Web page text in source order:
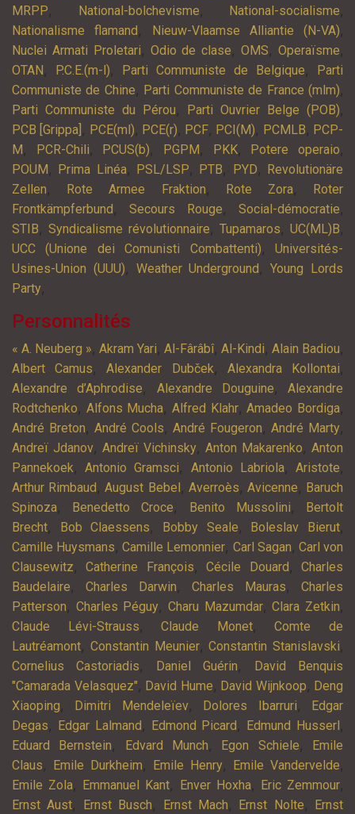
MRPP, National-bolchevisme, National-socialisme,
Nationalisme flamand, Nieuw-Vlaamse Alliantie (N-VA),
Nuclei Armati Proletari, Odio de clase,OMS,Operaïsme,
OTAN, P.C.E.(m-l), Parti Communiste de Belgique, Parti
Communiste de Chine, Parti Communiste de France (mlm),
Parti Communiste du Pérou, Parti Ouvrier Belge (POB),
PCB [Grippa] , PCE(ml), PCE(r), PCF, PCI(M), PCMLB, PCP-
M, PCR-Chili, PCUS(b), PGPM, PKK, Potere operaio,
POUM, Prima Linéa, PSL/LSP, PTB, PYD, Revolutionäre
Zellen, Rote Armee Fraktion, Rote Zora, Roter
Frontkämpferbund, Secours Rouge, Social-démocratie,
STIB, Syndicalisme révolutionnaire, Tupamaros, UC(ML)B,
UCC (Unione dei Comunisti Combattenti),Universités-
Usines-Union (UUU), Weather Underground,Young Lords
Party,
Personnalités
« A. Neuberg », Akram Yari, Al-Fârâbî, Al-Kindi, Alain Badiou,
Albert Camus,Alexander Dubček, Alexandra Kollontai,
Alexandre d’Aphrodise, Alexandre Douguine, Alexandre
Rodtchenko, Alfons Mucha,Alfred Klahr,Amadeo Bordiga,
André Breton, André Cools, André Fougeron, André Marty,
Andreï Jdanov, Andreï Vichinsky, Anton Makarenko, Anton
Pannekoek,Antonio Gramsci, Antonio Labriola,Aristote,
Arthur Rimbaud,August Bebel, Averroès, Avicenne, Baruch
Spinoza, Benedetto Croce, Benito Mussolini, Bertolt
Brecht, Bob Claessens, Bobby Seale, Boleslav Bierut,
Camille Huysmans,Camille Lemonnier, Carl Sagan, Carl von
Clausewitz,Catherine François,Cécile Douard,Charles
Baudelaire, Charles Darwin, Charles Mauras, Charles
Patterson, Charles Péguy,Charu Mazumdar,Clara Zetkin,
Claude Lévi-Strauss,Claude Monet,Comte de
Lautréamont, Constantin Meunier,Constantin Stanislavski,
Cornelius Castoriadis, Daniel Guérin, David Benquis
"Camarada Velasquez", David Hume, David Wijnkoop, Deng
Xiaoping, Dimitri Mendeleïev, Dolores Ibarruri, Edgar
Degas, Edgar Lalmand, Edmond Picard, Edmund Husserl,
Eduard Bernstein, Edvard Munch, Egon Schiele, Emile
Claus, Emile Durkheim, Emile Henry, Emile Vandervelde,
Emile Zola, Emmanuel Kant, Enver Hoxha, Eric Zemmour,
Ernst Aust, Ernst Busch, Ernst Mach, Ernst Nolte, Ernst